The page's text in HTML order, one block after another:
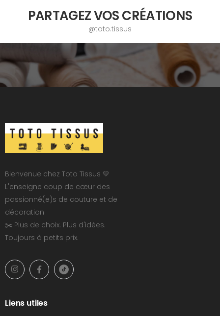
PARTAGEZ VOS CRÉATIONS
@toto.tissus
Bienvenue chez Toto Tissus 💛
L'enseigne coup de cœur des
passionné(e)s de couture et de
décoration
✂️ Plus de choix. Plus d'idées.
Toujours à petits prix.
Liens utiles